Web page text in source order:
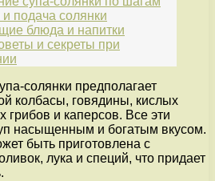
подача солянки
блюда и напитки
и секреты при
солянки предполагает
колбасы, говядины, кислых
грибов и каперсов. Все эти
насыщенным и богатым вкусом.
быть приготовлена с
лука и специй, что придает